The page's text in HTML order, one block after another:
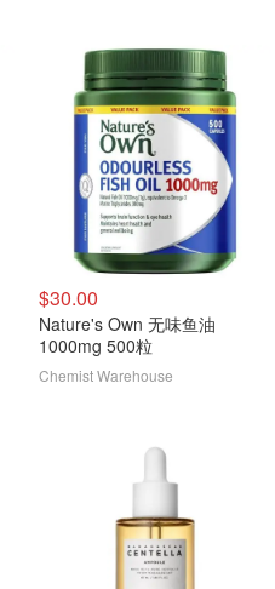
$30.00
Nature's Own 无味鱼油
1000mg 500粒
Chemist Warehouse